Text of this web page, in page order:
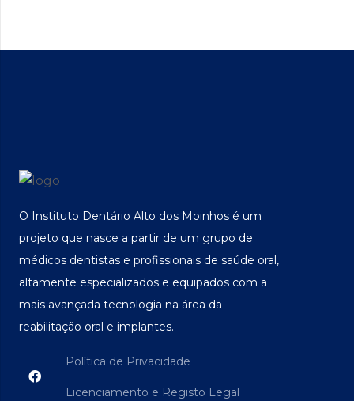
O Instituto Dentário Alto dos Moinhos é um
projeto que nasce a partir de um grupo de
médicos dentistas e profissionais de saúde oral,
altamente especializados e equipados com a
mais avançada tecnologia na área da
reabilitação oral e implantes.
Política de Privacidade
Licenciamento e Registo Legal